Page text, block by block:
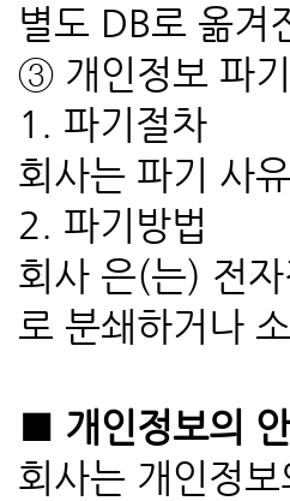
별도 DB로 옮겨
③ 개인정보 파
1. 파기절차
회사는 파기 사
2. 파기방법
회사 은(는) 전
로 분쇄하거나
■ 개인정보의
회사는 개인정